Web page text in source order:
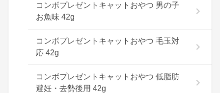
コンボプレゼントキャットおやつ 男の子
お魚味 42g
コンボプレゼントキャットおやつ 毛玉対
応 42g
コンボプレゼントキャットおやつ 低脂肪
避妊・去勢後用 42g